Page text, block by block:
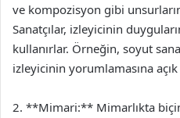
ve kompozisyon gibi
Sanatçılar, izleyicinin
kullanırlar. Örneğin, soyut
izleyicinin yorumlamasına açık
2. **Mimari:** Mimarlıkta